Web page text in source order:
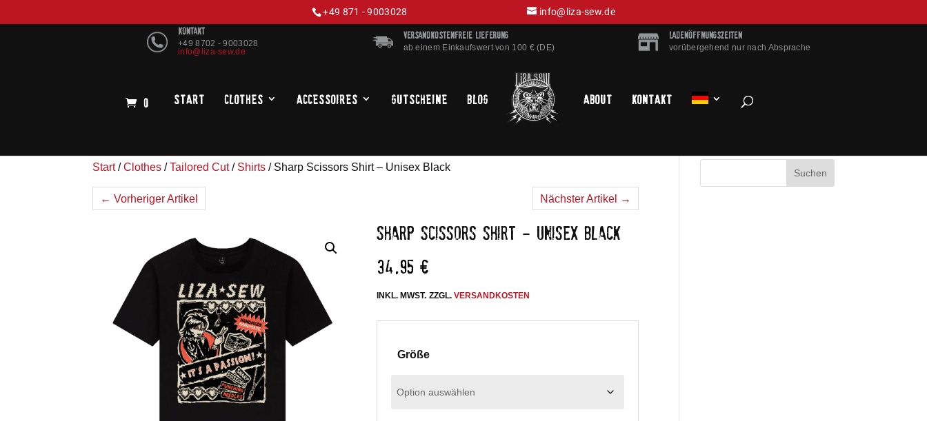
KONTAKT
+49 8702 - 9003028
info@liza-sew.de
VERSANDKOSTENFREIE LIEFERUNG
ab einem Einkaufswert von 100 € (DE)
LADENÖFFNUNGSZEITEN
vorübergehend nur nach Absprache
+49 871 - 9003028 info@liza-sew.de
0 Start Clothes Accessoires Gutscheine Blog About Kontakt
Start/Clothes /Tailored Cut/ Shirts / Sharp Scissors Shirt – Unisex Black
← Vorheriger Artikel Nächster Artikel →
SHARP SCISSORS SHIRT – UNISEX BLACK
34,95€
INKL. MWST. ZZGL.VERSANDKOSTEN
Größe